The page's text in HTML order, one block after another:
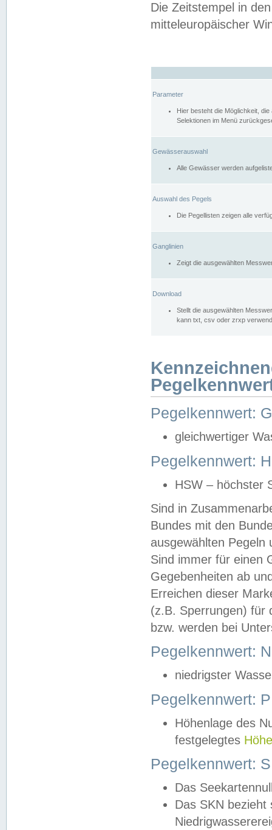
Die Zeitstempel in
mitteleuropäischer
Parameter
Hier besteht die Möglichkeit,
Selektionen im Menü
Gewässerauswahl
Alle Gewässer werden
Auswahl des Pegels
Die Pegellisten zeigen alle
Ganglinien
Zeigt die ausgewählten
Download
Stellt die ausgewählten
kann txt, csv oder zrxp
Pegelkennwert:
gleichwertiger
Pegelkennwert:
HSW – höchster
Sind in
Bundes mit den
ausgewählten
Sind immer für einen
Gegebenheiten ab
Erreichen dieser
(z.B. Sperrungen) für
bzw. werden bei
Pegelkennwert:
niedrigster
Pegelkennwert:
Höhenlage des
festgelegtes
Pegelkennwert:
Das
Das SKN